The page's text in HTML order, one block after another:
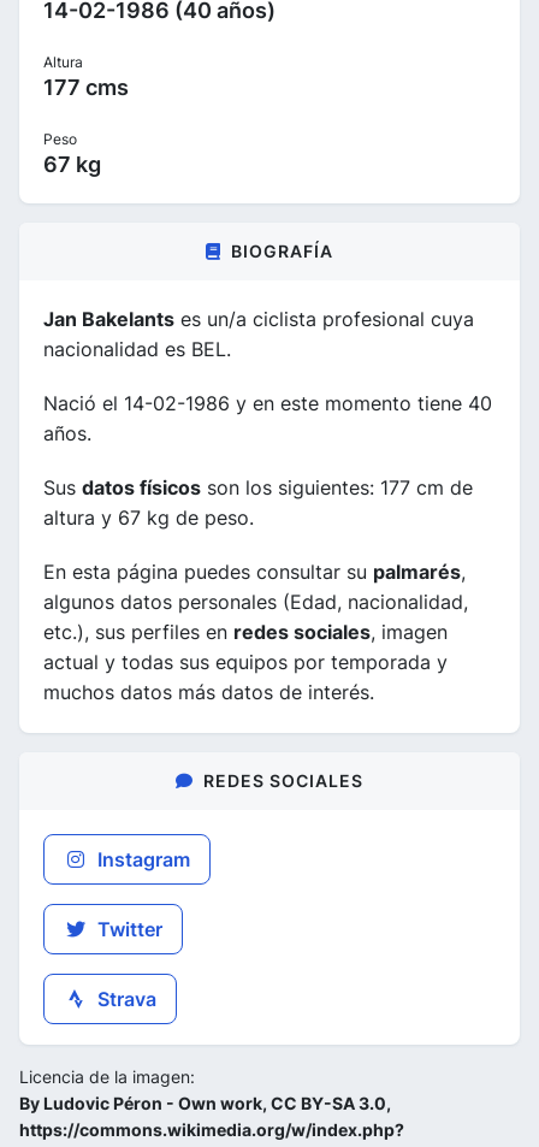
14-02-1986 (40 años)
Altura
177 cms
Peso
67 kg
BIOGRAFÍA
Jan Bakelants es un/a ciclista profesional cuya
nacionalidad es BEL.
Nació el 14-02-1986 y en este momento tiene 40
años.
Sus datos físicos son los siguientes: 177 cm de
altura y 67 kg de peso.
En esta página puedes consultar su palmarés,
algunos datos personales (Edad, nacionalidad,
etc.), sus perfiles en redes sociales, imagen
actual y todas sus equipos por temporada y
muchos datos más datos de interés.
REDES SOCIALES
Instagram
Twitter
Strava
Licencia de la imagen:
By Ludovic Péron - Own work, CC BY-SA 3.0,
https://commons.wikimedia.org/w/index.php?